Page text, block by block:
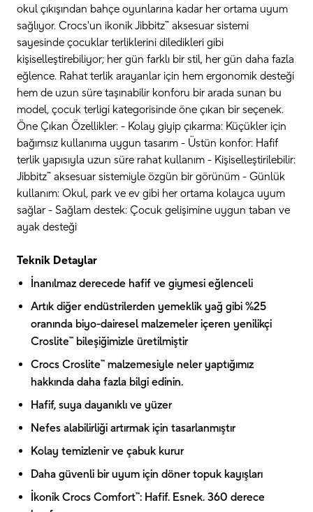
okul çıkışından bahçe oyunlarına kadar her ortama uyum
sağlıyor. Crocs'un ikonik Jibbitz™ aksesuar sistemi
sayesinde çocuklar terliklerini diledikleri gibi
kişiselleştirebiliyor; her gün farklı bir stil, her gün daha fazla
eğlence. Rahat terlik arayanlar için hem ergonomik desteği
hem de uzun süre taşınabilir konforu bir arada sunan bu
model, çocuk terligi kategorisinde öne çıkan bir seçenek.
Öne Çıkan Özellikler: - Kolay giyip çıkarma: Küçükler için
bağımsız kullanıma uygun tasarım - Üstün konfor: Hafif
terlik yapısıyla uzun süre rahat kullanım - Kişiselleştirilebilir:
Jibbitz™ aksesuar sistemiyle özgün bir görünüm - Günlük
kullanım: Okul, park ve ev gibi her ortama kolayca uyum
sağlar - Sağlam destek: Çocuk gelişimine uygun taban ve
ayak desteği
Teknik Detaylar
İnanılmaz derecede hafif ve giymesi eğlenceli
Artık diğer endüstrilerden yemeklik yağ gibi %25
oranında biyo-dairesel malzemeler içeren yenilikçi
Croslite™ bileşiğimizle üretilmiştir
Crocs Croslite™ malzemesiyle neler yaptığımız
hakkında daha fazla bilgi edinin.
Hafif, suya dayanıklı ve yüzer
Nefes alabilirliği artırmak için tasarlanmıştır
Kolay temizlenir ve çabuk kurur
Daha güvenli bir uyum için döner topuk kayışları
İkonik Crocs Comfort™: Hafif. Esnek. 360 derece